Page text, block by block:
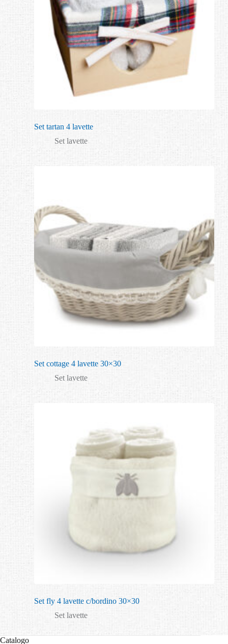
Set tartan 4 lavette
Set lavette
Set cottage 4 lavette 30×30
Set lavette
Set fly 4 lavette c/bordino 30×30
Set lavette
Catalogo